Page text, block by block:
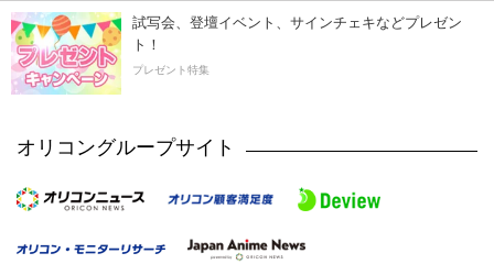
試写会、登壇イベント、サインチェキなどプレゼン
ト！
プレゼント特集
オリコングループサイト